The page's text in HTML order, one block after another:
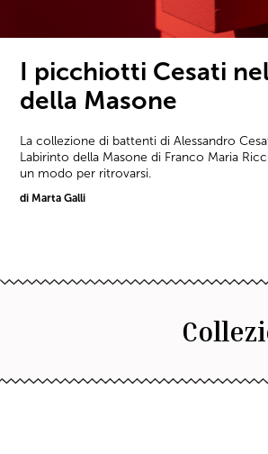
I picchiotti Cesati
della Masone
La collezione di battenti di Alessandro
Labirinto della Masone di Franco Maria
un modo per ritrovarsi.
di Marta Galli